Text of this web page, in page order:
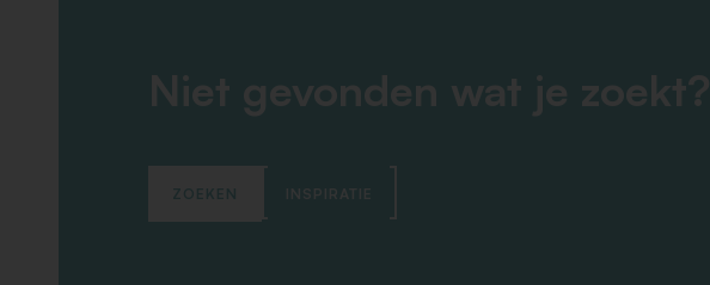
Niet gevonden wat je zoekt?
ZOEKEN INSPIRATIE